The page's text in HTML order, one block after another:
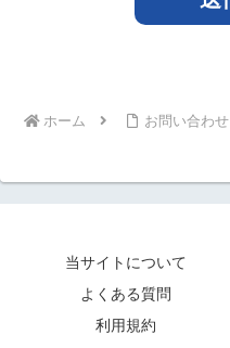
ホーム お問い合わせ
当サイトについて
よくある質問
利用規約